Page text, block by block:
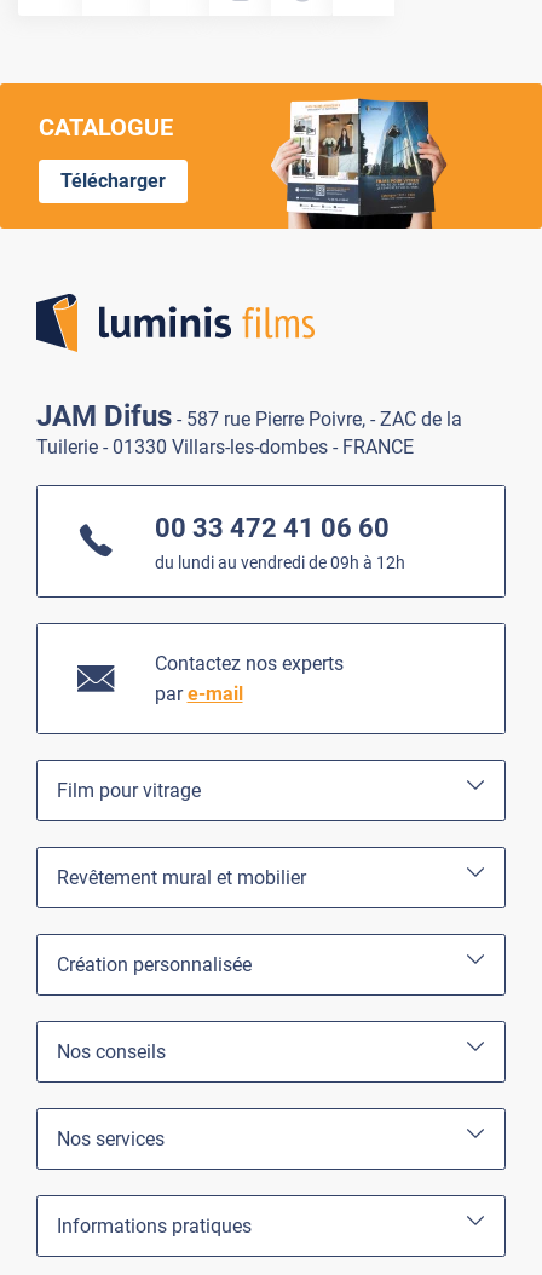
CATALOGUE
Télécharger
JAM Difus - 587 rue Pierre Poivre, - ZAC de la
Tuilerie - 01330 Villars-les-dombes - FRANCE
00 33 472 41 06 60
du lundi au vendredi de 09h à 12h
Contactez nos experts
pare-mail
Film pour vitrage
Revêtement mural et mobilier
Création personnalisée
Nos conseils
Nos services
Informations pratiques